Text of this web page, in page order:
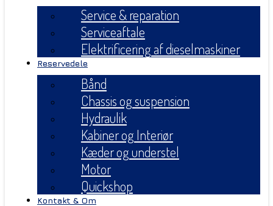
Service & reparation
Serviceaftale
Elektrificering af dieselmaskiner
Reservedele
Bånd
Chassis og suspension
Hydraulik
Kabiner og Interiør
Kæder og understel
Motor
Quickshop
Kontakt & Om